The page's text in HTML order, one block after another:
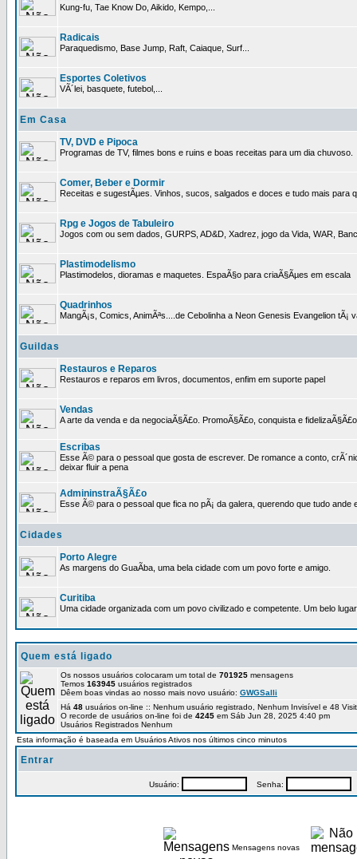
Kung-fu, Tae Know Do, Aikido, Kempo,...
Radicais
Paraquedismo, Base Jump, Raft, Caiaque, Surf...
Esportes Coletivos
VÃ´lei, basquete, futebol,...
Em Casa
TV, DVD e Pipoca
Programas de TV, filmes bons e ruins e boas receitas para um dia chuvoso.
Comer, Beber e Dormir
Receitas e sugestÃµes. Vinhos, sucos, salgados e doces e tudo mais para
Rpg e Jogos de Tabuleiro
Jogos com ou sem dados, GURPS, AD&D, Xadrez, jogo da Vida, WAR,
Plastimodelismo
Plastimodelos, dioramas e maquetes. EspaÃ§o para criaÃ§Ãµes em escala
Quadrinhos
MangÃ¡s, Comics, AnimÃªs....de Cebolinha a Neon Genesis Evangelion tÃ¡
Guildas
Restauros e Reparos
Restauros e reparos em livros, documentos, enfim em suporte papel
Vendas
A arte da venda e da negociaÃ§Ã£o. PromoÃ§Ã£o, conquista e
Escribas
Esse Ã© para o pessoal que gosta de escrever. De romance a conto,
deixar fluir a pena
AdmininstraÃ§Ã£o
Esse Ã© para o pessoal que fica no pÃ¡ da galera, querendo que tudo ande
Cidades
Porto Alegre
As margens do GuaÃ­ba, uma bela cidade com um povo forte e amigo.
Curitiba
Uma cidade organizada com um povo civilizado e competente. Um belo
Quem está ligado
Os nossos usuários colocaram um total de 701925 mensagens
Temos 163945 usuários registrados
Dêem boas vindas ao nosso mais novo usuário: GWGSalli
Há 48 usuários on-line :: Nenhum usuário registrado, Nenhum Invisível e 48
O recorde de usuários on-line foi de 4245 em Sáb Jun 28, 2025 4:40 pm
Usuários Registrados Nenhum
Esta informação é baseada em Usuários Ativos nos últimos cinco minutos
Entrar
Usuário: Senha:
Mensagens novas